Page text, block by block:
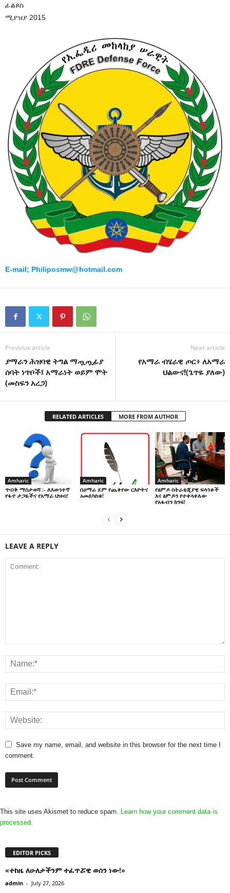
ፊልጶስ
ሚያዝያ 2015
E-mail; Philiposmw@hotmail.com
Previous article
ያማራን ሕዝባዊ ትግል ማጧጧፊያ
ሰባት ነጥቦች፤ አማራነት ወይም ሞት
(መስፍን አረጋ)
Next article
የአማራ ብሄራዊ ጦር፥ ለአማራ
ህልውና!(ጌጥዬ ያለው)
RELATED ARTICLES MORE FROM AUTHOR
Amharic
ጥብቅ ማስታወሻ :- ለእውነተኛ
የፋኖ ታጋዬችና የአማራ ህዝብ!
Amharic
በዐማራ ደም የጨቀየው ርእዮትና
አመለካከቱ!
Amharic
የፅምዶ ስትራቴጂያዊ ፍላጎቶች
እና ፅምዶን የተቀላቀለው
የአፋብን ክንፍ!
LEAVE A REPLY
Save my name, email, and website in this browser for the next time I
comment.
This site uses Akismet to reduce spam. Learn how your comment data is
processed.
EDITOR PICKS
«ተከዜ ለሁለታችንም ተፈጥሯዊ ወሰን ነው!»
admin - July 27, 2026